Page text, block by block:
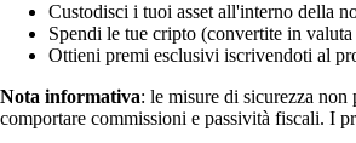
Custodisci i tuoi asset all'interno della
Spendi le tue cripto (convertite in
Ottieni premi esclusivi iscrivendoti al
Nota informativa: le misure di sicurezza
comportare commissioni e passività fiscali. I